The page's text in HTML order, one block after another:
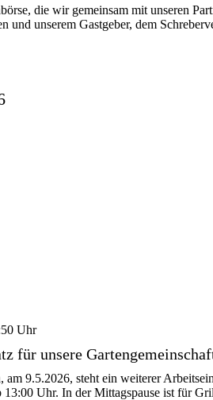
die wir gemeinsam mit unseren
und unserem Gastgeber, dem
Uhr
für unsere
9.5.2026, steht ein weiterer
Uhr. In der Mittagspause ist für